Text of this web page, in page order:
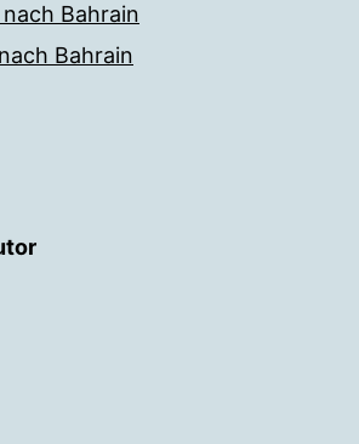
Bahrain
Bahrain